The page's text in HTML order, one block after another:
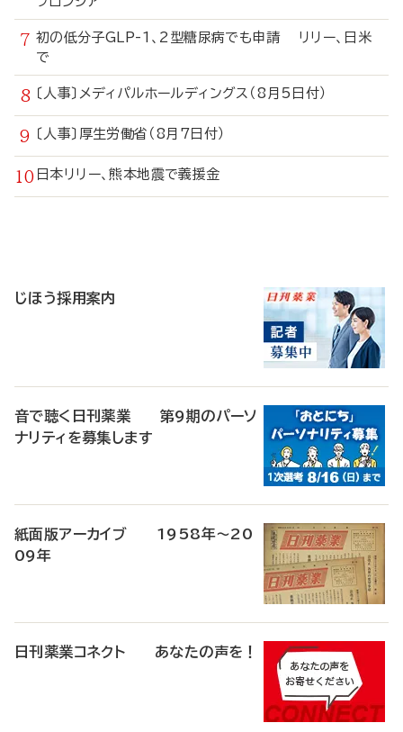
初の低分子GLP-1、2型糖尿病でも申請 リリー、日米
で
〔人事〕メディパルホールディングス（8月5日付）
〔人事〕厚生労働省（8月7日付）
日本リリー、熊本地震で義援金
じほう採用案内
音で聴く日刊薬業 第9期のパーソ
ナリティを募集します
紙面版アーカイブ 1958年～20
09年
日刊薬業コネクト あなたの声を！